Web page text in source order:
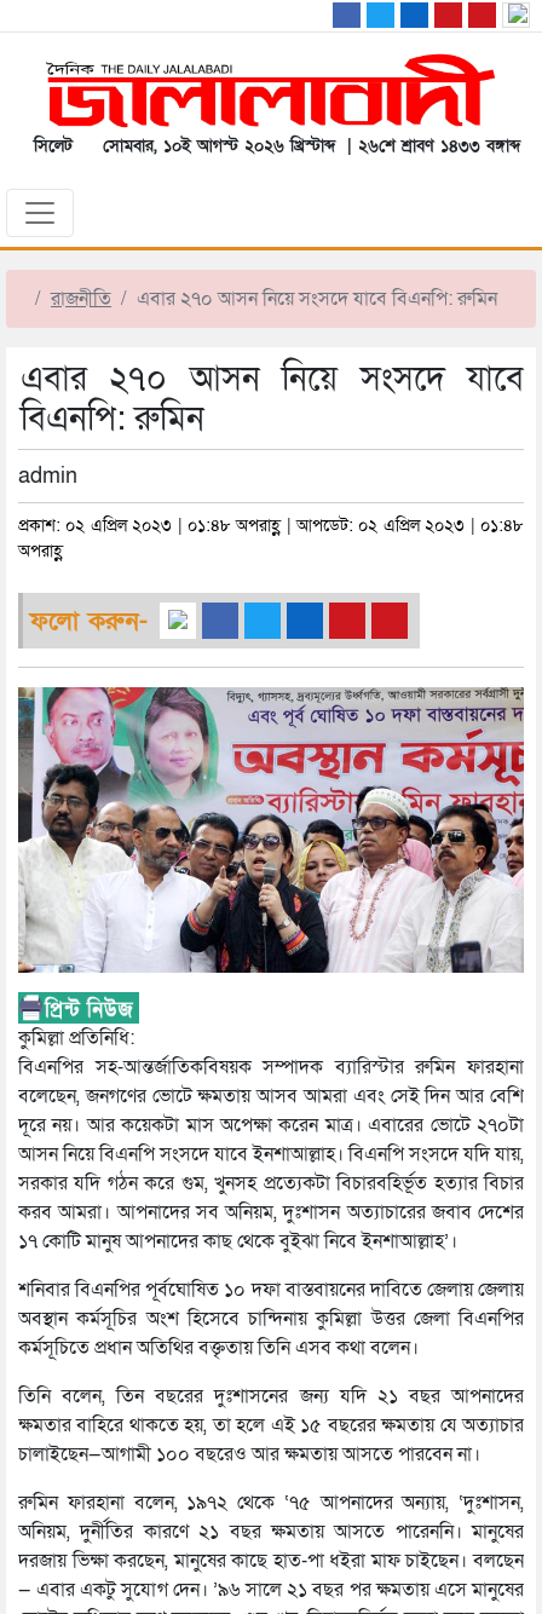
সিলেট সোমবার, ১০ই আগস্ট ২০২৬ খ্রিস্টাব্দ | ২৬শে শ্রাবণ ১৪৩৩ বঙ্গাব্দ
রাজনীতি এবার ২৭০ আসন নিয়ে সংসদে যাবে বিএনপি: রুমিন
এবার ২৭০ আসন নিয়ে সংসদে যাবে
বিএনপি: রুমিন
admin
প্রকাশ: ০২ এপ্রিল ২০২৩ | ০১:৪৮ অপরাহ্ণ | আপডেট: ০২ এপ্রিল ২০২৩ | ০১:৪৮
অপরাহ্ণ
ফলো করুন-
কুমিল্লা প্রতিনিধি:
বিএনপির সহ-আন্তর্জাতিকবিষয়ক সম্পাদক ব্যারিস্টার রুমিন ফারহানা
বলেছেন, জনগণের ভোটে ক্ষমতায় আসব আমরা এবং সেই দিন আর বেশি
দূরে নয়। আর কয়েকটা মাস অপেক্ষা করেন মাত্র। এবারের ভোটে ২৭০টা
আসন নিয়ে বিএনপি সংসদে যাবে ইনশাআল্লাহ। বিএনপি সংসদে যদি যায়,
সরকার যদি গঠন করে গুম, খুনসহ প্রত্যেকটা বিচারবহির্ভূত হত্যার বিচার
করব আমরা। আপনাদের সব অনিয়ম, দুঃশাসন অত্যাচারের জবাব দেশের
১৭ কোটি মানুষ আপনাদের কাছ থেকে বুইঝা নিবে ইনশাআল্লাহ’।
শনিবার বিএনপির পূর্বঘোষিত ১০ দফা বাস্তবায়নের দাবিতে জেলায় জেলায়
অবস্থান কর্মসূচির অংশ হিসেবে চান্দিনায় কুমিল্লা উত্তর জেলা বিএনপির
কর্মসূচিতে প্রধান অতিথির বক্তৃতায় তিনি এসব কথা বলেন।
তিনি বলেন, তিন বছরের দুঃশাসনের জন্য যদি ২১ বছর আপনাদের
ক্ষমতার বাহিরে থাকতে হয়, তা হলে এই ১৫ বছরের ক্ষমতায় যে অত্যাচার
চালাইছেন—আগামী ১০০ বছরেও আর ক্ষমতায় আসতে পারবেন না।
রুমিন ফারহানা বলেন, ১৯৭২ থেকে ‘৭৫ আপনাদের অন্যায়, ‘দুঃশাসন,
অনিয়ম, দুর্নীতির কারণে ২১ বছর ক্ষমতায় আসতে পারেননি। মানুষের
দরজায় ভিক্ষা করছেন, মানুষের কাছে হাত-পা ধইরা মাফ চাইছেন। বলছেন
— এবার একটু সুযোগ দেন। ’৯৬ সালে ২১ বছর পর ক্ষমতায় এসে মানুষের